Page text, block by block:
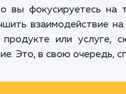
вы фокусируетесь
взаимодействие
или услуге,
Это, в свою очередь,